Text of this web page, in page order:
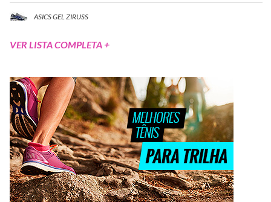
ASICS GEL ZIRUSS
VER LISTA COMPLETA +